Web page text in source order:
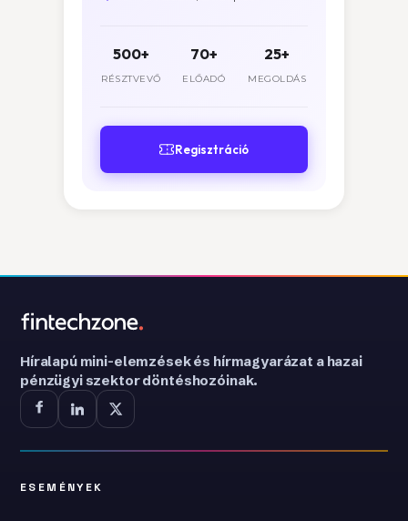
500+
RÉSZTVEVŐ
70+
ELŐADÓ
25+
MEGOLDÁS
Regisztráció
Híralapú mini-elemzések és hírmagyarázat a hazai
pénzügyi szektor döntéshozóinak.
ESEMÉNYEK